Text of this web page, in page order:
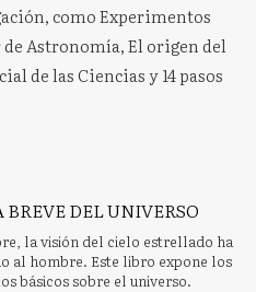
como Experimentos
de Astronomía, El origen del
de las Ciencias y 14 pasos
DEL UNIVERSO
la visión del cielo estrellado ha
al hombre. Este libro expone los
básicos sobre el universo.